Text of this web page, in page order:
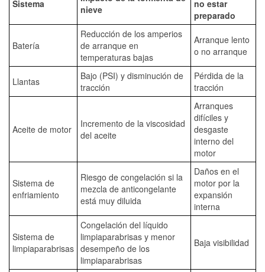
Sistema
nieve
no estar
preparado
Batería
Reducción de los amperios
de arranque en
temperaturas bajas
Arranque lento
o no arranque
Llantas
Bajo (PSI) y disminución de
tracción
Pérdida de la
tracción
Aceite de motor
Incremento de la viscosidad
del aceite
Arranques
difíciles y
desgaste
interno del
motor
Sistema de
enfriamiento
Riesgo de congelación si la
mezcla de anticongelante
está muy diluida
Daños en el
motor por la
expansión
interna
Sistema de
limpiaparabrisas
Congelación del líquido
limpiaparabrisas y menor
desempeño de los
limpiaparabrisas
Baja visibilidad